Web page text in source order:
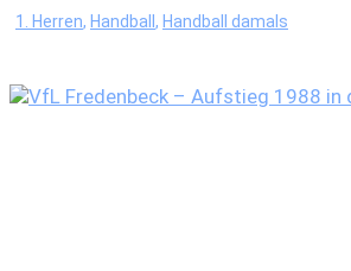
1. Herren, Handball, Handball damals